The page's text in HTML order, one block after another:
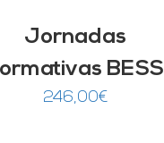
Jornadas
BESS
246,00€